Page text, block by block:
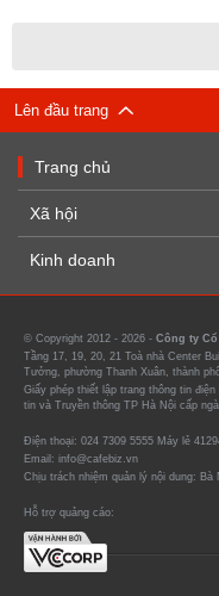
Lên đầu trang
Trang chủ
Xã hội
Kinh doanh
© Copyright 2012 - 2026 - Công ty
Tầng 17, 19, 20, 21 Toà nhà Center
Tưởng, phường Thanh Xuân, thành
Giấy phép thiết lập trang thông tin
tin và Truyền thông TP Hà Nội cấp
Điện thoại: 024 7309 5555 Máy lẻ
Email: info@cafebiz.vn
Chịu trách nhiệm quản lý nội dung: Bà
Hỗ trợ quảng cáo: